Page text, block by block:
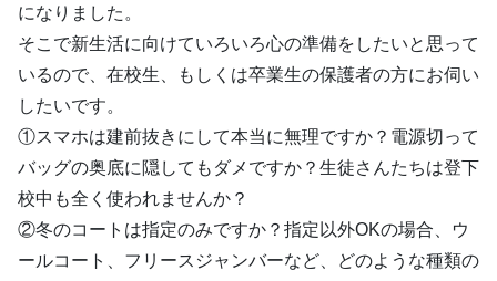
になりました。
そこで新生活に向けていろいろ心の準備をしたいと思って
いるので、在校生、もしくは卒業生の保護者の方にお伺い
したいです。
①スマホは建前抜きにして本当に無理ですか？電源切って
バッグの奥底に隠してもダメですか？生徒さんたちは登下
校中も全く使われませんか？
②冬のコートは指定のみですか？指定以外OKの場合、ウ
ールコート、フリースジャンバーなど、どのような種類の